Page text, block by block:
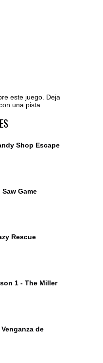
este juego. Deja
una pista.
Shop Escape
Game
Rescue
1 - The Miller
de